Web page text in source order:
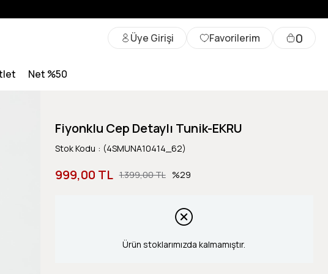
Üye Girişi Favorilerim 0
Net %50
Fiyonklu Cep Detaylı Tunik-EKRU
Stok Kodu (4SMUNA10414_62)
1.399,00 TL
999,00 TL 29
Ürün stoklarımızda kalmamıştır.